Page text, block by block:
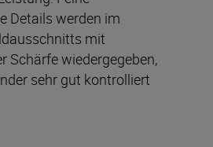
Details werden im
mit
Schärfe wiedergegeben,
sehr gut kontrolliert